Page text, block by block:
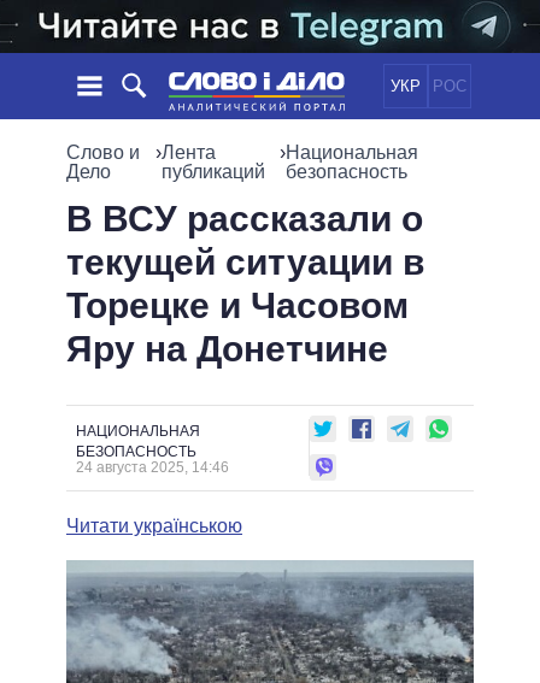
УКР РОС
НОВОСТИ
ЛЕНТА
СТАТЬИ
МНЕНИЯ
ОБЗОРЫ
ОБЩЕСТВО
МИР
ПОЛИТИКИ
ВСЕ ПОЛИТИКИ
ПРЕЗИДЕНТ И ОФИС
ГЛАВЫ ОБЛАДМИНИСТРАЦИЙ
МЭРЫ
ВСЕ ПЕРСОНЫ
ИНФОГРАФИКА
ВИДЕО
ПОДДЕРЖАТЬ
СРАВНЕНИЕ ПОЛИТИКОВ
Слово и
Дело
›Лента
публикаций
›Национальная
безопасность
В ВСУ рассказали о
текущей ситуации в
Торецке и Часовом
Яру на Донетчине
НАЦИОНАЛЬНАЯ
БЕЗОПАСНОСТЬ
24 августа 2025, 14:46
Читати українською